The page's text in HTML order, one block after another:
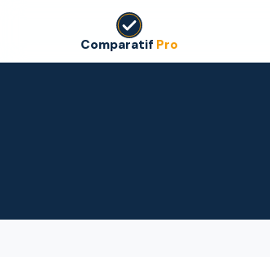
Comparatif Pro